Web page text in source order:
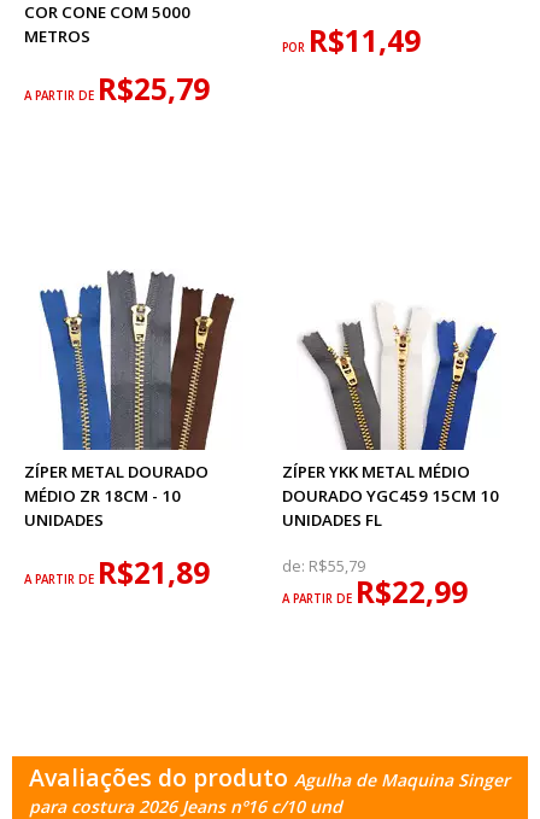
COR CONE COM 5000
METROS
A PARTIR DE R$25,79
POR R$11,49
ZÍPER METAL DOURADO
MÉDIO ZR 18CM - 10
UNIDADES
A PARTIR DE R$21,89
ZÍPER YKK METAL MÉDIO
DOURADO YGC459 15CM 10
UNIDADES FL
de: R$55,79
A PARTIR DE R$22,99
Avaliações do produto Agulha de Maquina Singer
para costura 2026 Jeans nº16 c/10 und